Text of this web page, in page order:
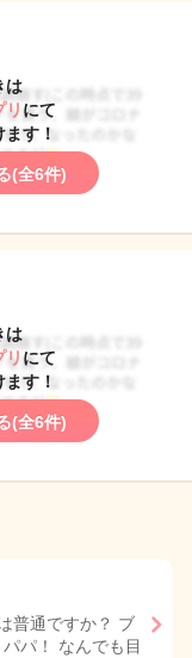
は
にて
す！
(全6件)
は
にて
す！
(全6件)
普通ですか？ ブ
パ！ なんでも目